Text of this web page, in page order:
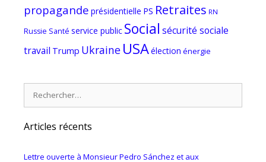
propagande présidentielle PS Retraites RN
Russie Santé service public Social sécurité sociale
travail Trump Ukraine USAélection énergie
Articles récents
Lettre ouverte à Monsieur Pedro Sánchez et aux